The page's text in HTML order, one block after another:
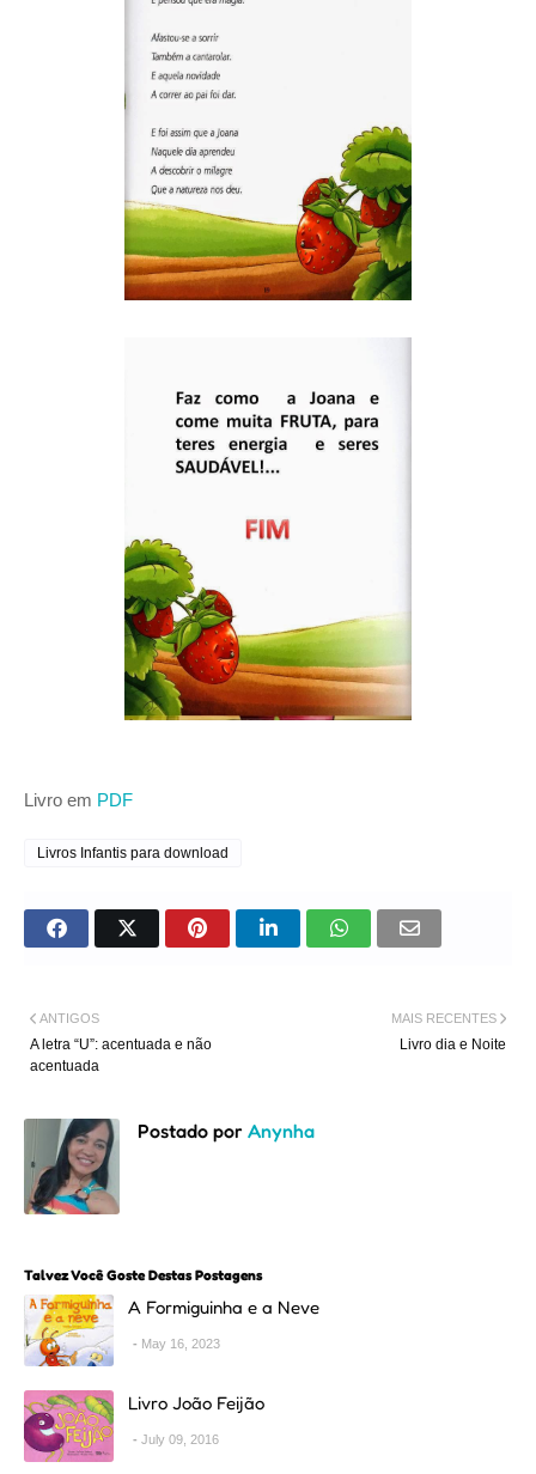
Livro em PDF
Livros Infantis para download
MAIS RECENTES
Livro dia e Noite
ANTIGOS
A letra “U”: acentuada e não
acentuada
Postado por Anynha
Talvez Você Goste Destas Postagens
A Formiguinha e a Neve
May 16, 2023
Livro João Feijão
July 09, 2016